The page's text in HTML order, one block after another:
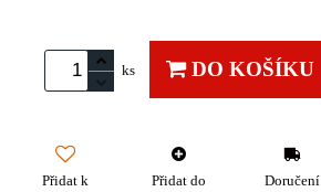
ks DO KOŠÍKU
Přidat k
Přidat do
Doručení